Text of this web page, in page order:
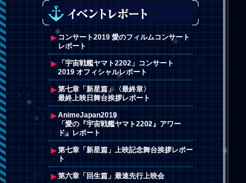
コンサート2019 愛のフィルムコンサート
レポート
「宇宙戦艦ヤマト2202」コンサート
2019 オフィシャルレポート
第七章「新星篇」〈最終章〉
最終上映日舞台挨拶レポート
AnimeJapan2019
「愛の『宇宙戦艦ヤマト2202』アワー
ド」レポート
第七章「新星篇」上映記念舞台挨拶レポー
ト
第六章「回生篇」最速先行上映会